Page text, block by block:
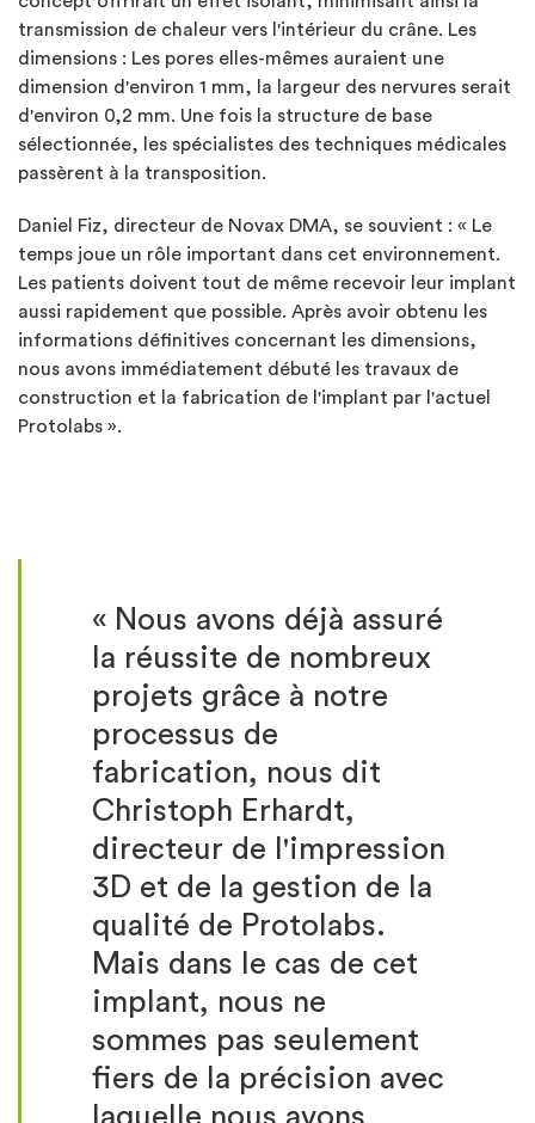
transmission de chaleur vers l'intérieur du crâne. Les
dimensions : Les pores elles-mêmes auraient une
dimension d'environ 1 mm, la largeur des nervures serait
d'environ 0,2 mm. Une fois la structure de base
sélectionnée, les spécialistes des techniques médicales
passèrent à la transposition.
Daniel Fiz, directeur de Novax DMA, se souvient : « Le
temps joue un rôle important dans cet environnement.
Les patients doivent tout de même recevoir leur implant
aussi rapidement que possible. Après avoir obtenu les
informations définitives concernant les dimensions,
nous avons immédiatement débuté les travaux de
construction et la fabrication de l'implant par l'actuel
Protolabs ».
« Nous avons déjà assuré
la réussite de nombreux
projets grâce à notre
processus de
fabrication, nous dit
Christoph Erhardt,
directeur de l'impression
3D et de la gestion de la
qualité de Protolabs.
Mais dans le cas de cet
implant, nous ne
sommes pas seulement
fiers de la précision avec